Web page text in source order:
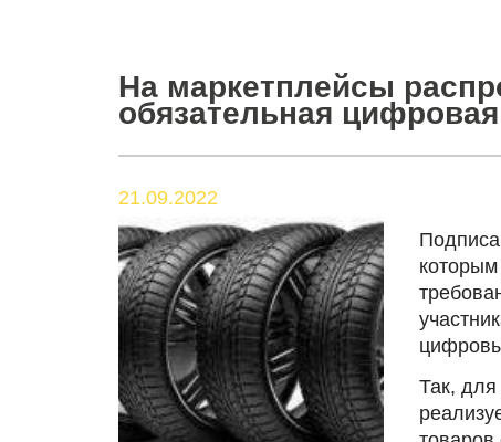
На маркетплейсы
обязательная
21.09.2022
которым
Так,